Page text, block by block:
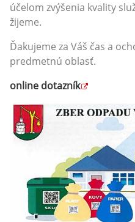
účelom zvýšenia kvality
žijeme.
Ďakujeme za Váš čas a
predmetnú oblasť.
online dotazník